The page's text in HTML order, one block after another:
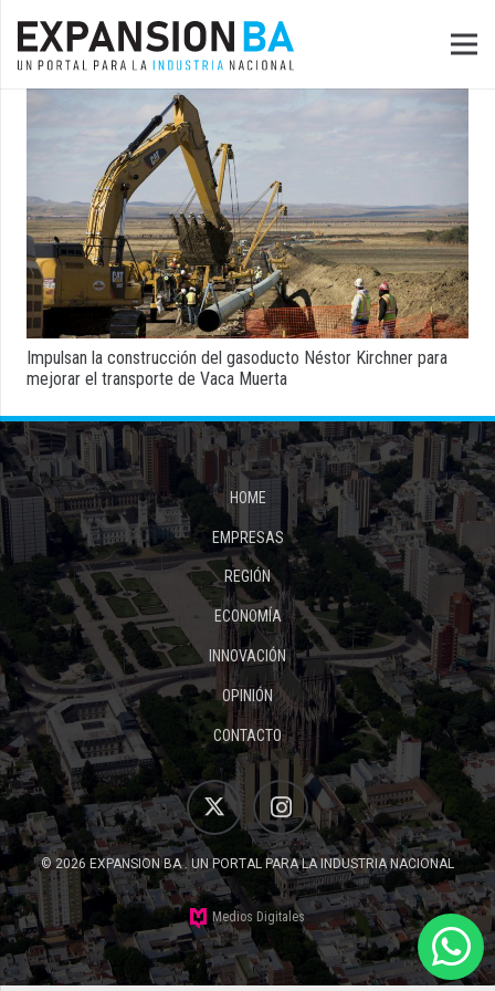
Impulsan la construcción del gasoducto Néstor Kirchner para
mejorar el transporte de Vaca Muerta
HOME
EMPRESAS
REGIÓN
ECONOMÍA
INNOVACIÓN
OPINIÓN
CONTACTO
© 2026 EXPANSION BA . UN PORTAL PARA LA INDUSTRIA NACIONAL
Medios Digitales